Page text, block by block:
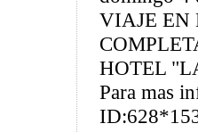
VIAJE EN
HOTEL
Para mas